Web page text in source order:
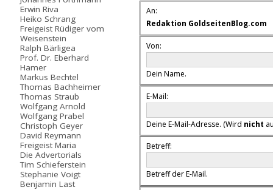
Erwin Riva
Heiko Schrang
Freigeist Rüdiger vom
Weisenstein
Ralph Bärligea
Prof. Dr. Eberhard
Hamer
Markus Bechtel
Thomas Bachheimer
Thomas Straub
Wolfgang Arnold
Wolfgang Prabel
Christoph Geyer
David Reymann
Freigeist Maria
Die Advertorials
Tim Schieferstein
Stephanie Voigt
Benjamin Last
An:
Redaktion GoldseitenBlog.com
Von:
Dein Name.
E-Mail:
Deine E-Mail-Adresse. (Wird nicht
Betreff:
Betreff der E-Mail.